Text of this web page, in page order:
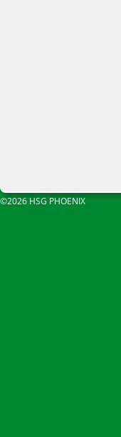
©2026 HSG PHOENIX